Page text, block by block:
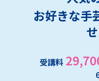
お好きな手
受講料